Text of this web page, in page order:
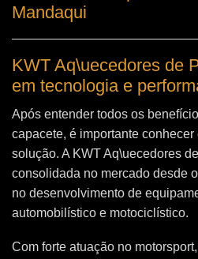
Mandaqui
KWT Aq\uecedores de
em tecnologia e
Após entender todos os
capacete, é importante
solução. A KWT Aq\uecedores
consolidada no mercado desde
no desenvolvimento de
automobilístico e motociclístico.
Com forte atuação no